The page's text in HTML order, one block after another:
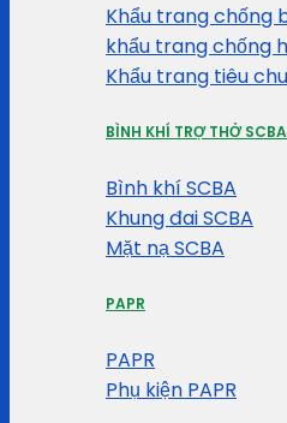
Khẩu trang chống
khẩu trang chống
Khẩu trang tiêu
BÌNH KHÍ TRỢ THỞ SCBA
Bình khí SCBA
Khung đai SCBA
Mặt nạ SCBA
PAPR
PAPR
Phụ kiện PAPR